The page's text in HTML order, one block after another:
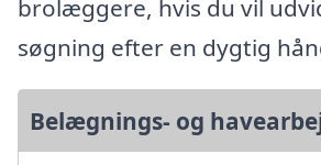
brolæggere, hvis du vil
søgning efter en dygtig
Belægnings- og